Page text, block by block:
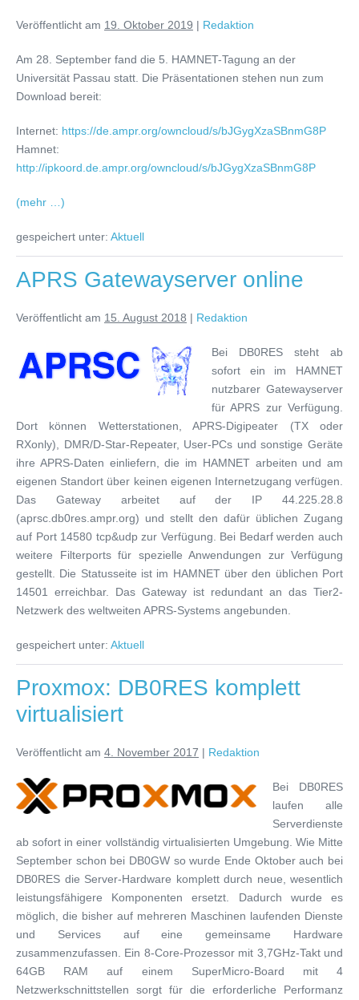
Veröffentlicht am 19. Oktober 2019 | Redaktion
Am 28. September fand die 5. HAMNET-Tagung an der
Universität Passau statt. Die Präsentationen stehen nun zum
Download bereit:
Internet: https://de.ampr.org/owncloud/s/bJGygXzaSBnmG8P
Hamnet:
http://ipkoord.de.ampr.org/owncloud/s/bJGygXzaSBnmG8P
(mehr …)
gespeichert unter: Aktuell
APRS Gatewayserver online
Veröffentlicht am 15. August 2018 | Redaktion
Bei DB0RES steht ab
sofort ein im HAMNET
nutzbarer Gatewayserver
für APRS zur Verfügung.
Dort können Wetterstationen, APRS-Digipeater (TX oder
RXonly), DMR/D-Star-Repeater, User-PCs und sonstige Geräte
ihre APRS-Daten einliefern, die im HAMNET arbeiten und am
eigenen Standort über keinen eigenen Internetzugang verfügen.
Das Gateway arbeitet auf der IP 44.225.28.8
(aprsc.db0res.ampr.org) und stellt den dafür üblichen Zugang
auf Port 14580 tcp&udp zur Verfügung. Bei Bedarf werden auch
weitere Filterports für spezielle Anwendungen zur Verfügung
gestellt. Die Statusseite ist im HAMNET über den üblichen Port
14501 erreichbar. Das Gateway ist redundant an das Tier2-
Netzwerk des weltweiten APRS-Systems angebunden.
gespeichert unter: Aktuell
Proxmox: DB0RES komplett
virtualisiert
Veröffentlicht am 4. November 2017 | Redaktion
Bei DB0RES
laufen alle
Serverdienste
ab sofort in einer vollständig virtualisierten Umgebung. Wie Mitte
September schon bei DB0GW so wurde Ende Oktober auch bei
DB0RES die Server-Hardware komplett durch neue, wesentlich
leistungsfähigere Komponenten ersetzt. Dadurch wurde es
möglich, die bisher auf mehreren Maschinen laufenden Dienste
und Services auf eine gemeinsame Hardware
zusammenzufassen. Ein 8-Core-Prozessor mit 3,7GHz-Takt und
64GB RAM auf einem SuperMicro-Board mit 4
Netzwerkschnittstellen sorgt für die erforderliche Performanz